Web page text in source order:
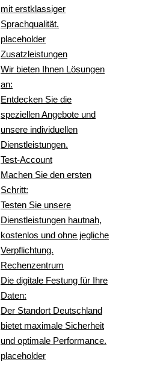
mit erstklassiger
Sprachqualität.
placeholder
Zusatzleistungen
Wir bieten Ihnen Lösungen
an:
Entdecken Sie die
speziellen Angebote und
unsere individuellen
Dienstleistungen.
Test-Account
Machen Sie den ersten
Schritt:
Testen Sie unsere
Dienstleistungen hautnah,
kostenlos und ohne jegliche
Verpflichtung.
Rechenzentrum
Die digitale Festung für Ihre
Daten:
Der Standort Deutschland
bietet maximale Sicherheit
und optimale Performance.
placeholder